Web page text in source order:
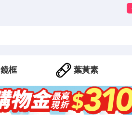
鏡框 葉黃素